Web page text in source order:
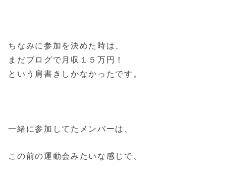
ちなみに参加を決めた時は、
まだブログで月収１５万円！
という肩書きしかなかったです。
一緒に参加してたメンバーは、
この前の運動会みたいな感じで、